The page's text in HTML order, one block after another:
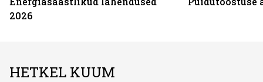
2026
HETKEL KUUM